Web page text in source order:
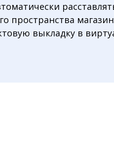
пространства
выкладку в